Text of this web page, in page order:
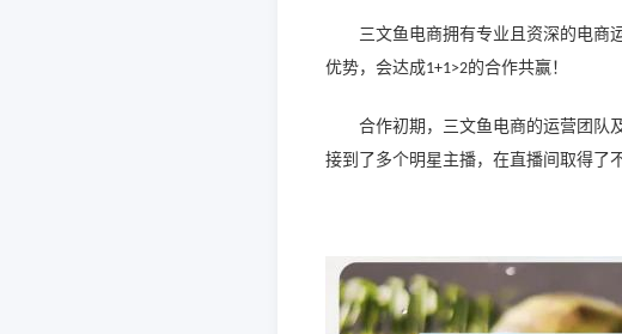
三文鱼电商拥有专业且资深的电商
优势，会达成1+1>2的合作共赢！
合作初期，三文鱼电商的运营团队
接到了多个明星主播，在直播间取得了